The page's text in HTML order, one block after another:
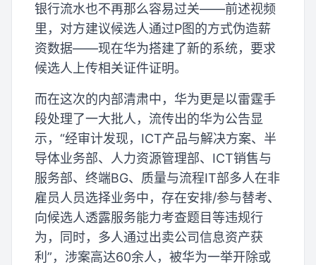
银行流水也不再那么容易过关——前述视频
里，对方建议候选人通过P图的方式伪造薪
资数据——现在华为搭建了新的系统，要求
候选人上传相关证件证明。
而在这次的内部清肃中，华为更是以雷霆手
段处理了一大批人，流传出的华为公告显
示，“经审计发现，ICT产品与解决方案、半
导体业务部、人力资源管理部、ICT销售与
服务部、终端BG、质量与流程IT部多人在非
雇员人员选择业务中，存在安排/参与替考、
向候选人透露服务能力考查题目等违规行
为，同时，多人通过出卖公司信息资产获
利”，涉案高达60余人，被华为一举开除或